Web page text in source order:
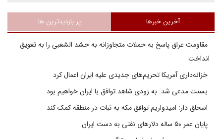
آخرین خبرها پر بازدیدترین ها
مقاومت عراق پاسخ به حملات متجاوزانه به حشد الشعبی را به تعویق
انداخت
خزانه‌داری آمریکا تحریم‌های جدیدی علیه ایران اعمال کرد
بسنت مدعی شد: به زودی شاهد توافق با ایران خواهیم بود
اسحاق دار: امیدواریم توافق مکه به ثبات در منطقه کمک کند
پایان عمر ۵۰ ساله دلارهای نفتی به دست ایران